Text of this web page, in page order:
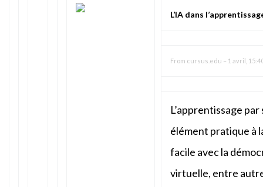
L’IA dans
From cursus.edu – 1 avril,
L’apprentissage
élément pratique à
facile avec la
virtuelle, entre